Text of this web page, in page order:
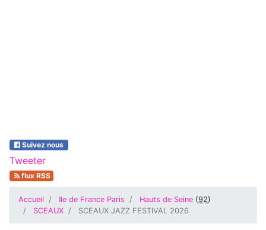
Suivez nous
Tweeter
flux RSS
Accueil Ile de France Paris Hauts de Seine (92)
SCEAUX
SCEAUX JAZZ FESTIVAL 2026